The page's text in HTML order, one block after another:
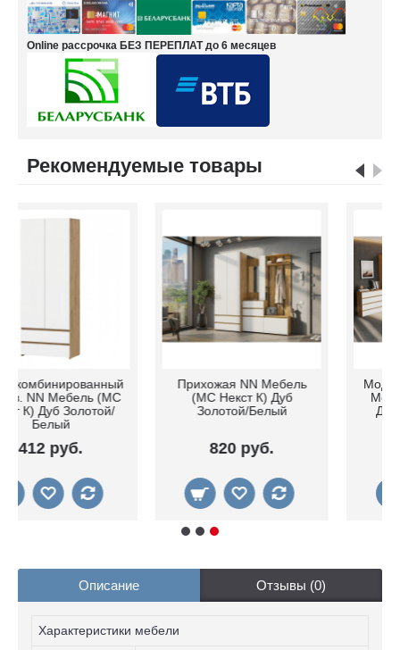
Online рассрочка БЕЗ ПЕРЕПЛАТ до 6 месяцев
Рекомендуемые товары
Прихожая NN Мебель
(МС Некст К) Дуб
Золотой/Белый
820 руб.
Модульная спальня NN
Мебель (МС Некст К)
Дуб Золотой/Белый
1 670 руб.
Описание Отзывы (0)
Характеристики мебели